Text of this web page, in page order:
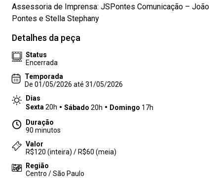
Assessoria de Imprensa: JSPontes Comunicação – João
Pontes e Stella Stephany
Detalhes da peça
Status
Encerrada
Temporada
De 01/05/2026 até 31/05/2026
Dias
Sexta 20h Sábado 20h Domingo 17h
Duração
90 minutos
Valor
R$120 (inteira) / R$60 (meia)
Região
Centro / São Paulo